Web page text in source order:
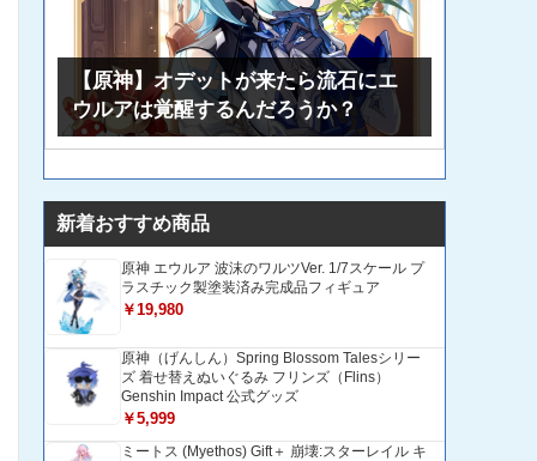
【原神】オデットが来たら流石にエ
ウルアは覚醒するんだろうか？
新着おすすめ商品
原神 エウルア 波沫のワルツVer. 1/7スケール プ
ラスチック製塗装済み完成品フィギュア
￥19,980
原神（げんしん）Spring Blossom Talesシリー
ズ 着せ替えぬいぐるみ フリンズ（Flins）
Genshin Impact 公式グッズ
￥5,999
ミートス (Myethos) Gift＋ 崩壊:スターレイル キ